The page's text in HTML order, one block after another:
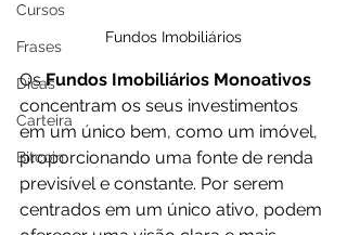
Cursos
Frases
Dicas
Carteira
Bitcoin
Fundos Imobiliários
Os Fundos Imobiliários Monoativos
concentram os seus investimentos
em um único bem, como um imóvel,
proporcionando uma fonte de renda
previsível e constante. Por serem
centrados em um único ativo, podem